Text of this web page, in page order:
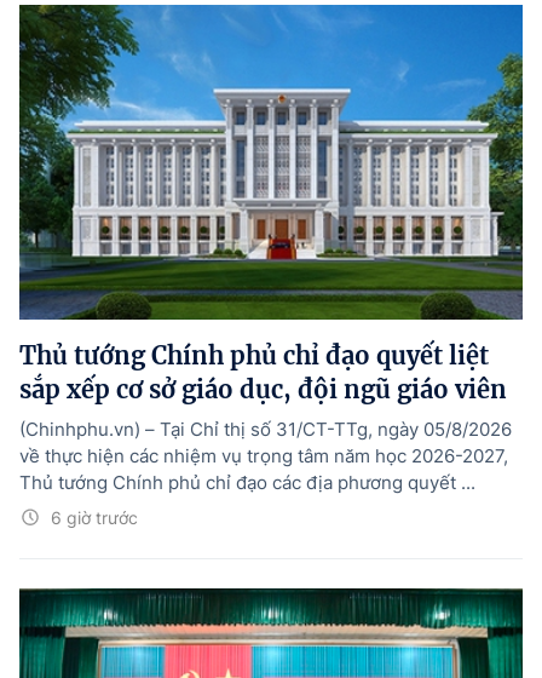
Thủ tướng Chính phủ chỉ đạo quyết liệt
sắp xếp cơ sở giáo dục, đội ngũ giáo viên
6 giờ trước
(Chinhphu.vn) – Tại Chỉ thị số 31/CT-TTg, ngày 05/8/2026
về thực hiện các nhiệm vụ trọng tâm năm học 2026-2027,
Thủ tướng Chính phủ chỉ đạo các địa phương quyết ...